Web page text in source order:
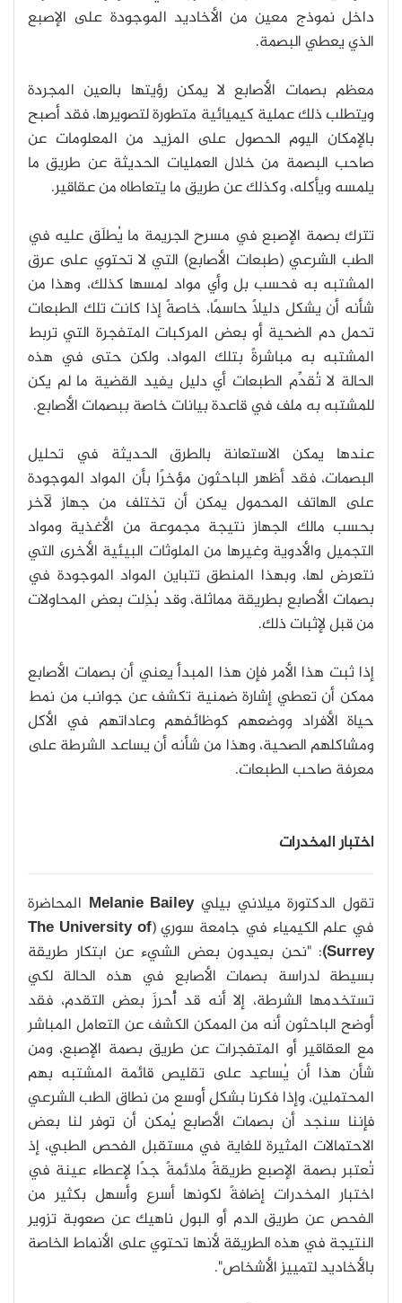
داخل نموذج معين من الأخاديد الموجودة على الإصبع
الذي يعطي البصمة.
معظم بصمات الأصابع لا يمكن رؤيتها بالعين المجردة
ويتطلب ذلك عملية كيميائية متطورة لتصويرها، فقد أصبح
بالإمكان اليوم الحصول على المزيد من المعلومات عن
صاحب البصمة من خلال العمليات الحديثة عن طريق ما
يلمسه ويأكله، وكذلك عن طريق ما يتعاطاه من عقاقير.
تترك بصمة الإصبع في مسرح الجريمة ما يُطلَق عليه في
الطب الشرعي (طبعات الأصابع) التي لا تحتوي على عرق
المشتبه به فحسب بل وأي مواد لمسها كذلك، وهذا من
شأنه أن يشكل دليلًا حاسمًا، خاصةً إذا كانت تلك الطبعات
تحمل دم الضحية أو بعض المركبات المتفجرة التي تربط
المشتبه به مباشرةً بتلك المواد، ولكن حتى في هذه
الحالة لا تُقدِّم الطبعات أي دليل يفيد القضية ما لم يكن
للمشتبه به ملف في قاعدة بيانات خاصة ببصمات الأصابع.
عندها يمكن الاستعانة بالطرق الحديثة في تحليل
البصمات، فقد أظهر الباحثون مؤخرًا بأن المواد الموجودة
على الهاتف المحمول يمكن أن تختلف من جهاز لآخر
بحسب مالك الجهاز نتيجة مجموعة من الأغذية ومواد
التجميل والأدوية وغيرها من الملوثات البيئية الأخرى التي
نتعرض لها، وبهذا المنطق تتباين المواد الموجودة في
بصمات الأصابع بطريقة مماثلة، وقد بُذِلت بعض المحاولات
من قبل لإثبات ذلك.
إذا ثبت هذا الأمر فإن هذا المبدأ يعني أن بصمات الأصابع
ممكن أن تعطي إشارة ضمنية تكشف عن جوانب من نمط
حياة الأفراد ووضعهم كوظائفهم وعاداتهم في الأكل
ومشاكلهم الصحية، وهذا من شأنه أن يساعد الشرطة على
معرفة صاحب الطبعات.
اختبار المخدرات
تقول الدكتورة ميلاني بيليMelanie Bailey المحاضرة
في علم الكيمياء في جامعة سوري (The University of
Surrey) : "نحن بعيدون بعض الشيء عن ابتكار طريقة
بسيطة لدراسة بصمات الأصابع في هذه الحالة لكي
تستخدمها الشرطة، إلا أنه قد أُحرِزَ بعض التقدم، فقد
أوضح الباحثون أنه من الممكن الكشف عن التعامل المباشر
مع العقاقير أو المتفجرات عن طريق بصمة الإصبع، ومن
شأن هذا أن يُساعِد على تقليص قائمة المشتبه بهم
المحتملين، وإذا فكرنا بشكل أوسع من نطاق الطب الشرعي
فإننا سنجد أن بصمات الأصابع يُمكن أن توفر لنا بعض
الاحتمالات المثيرة للغاية في مستقبل الفحص الطبي، إذ
تُعتبر بصمة الإصبع طريقةً ملائمةً جدًا لإعطاء عينة في
اختبار المخدرات إضافةً لكونها أسرع وأسهل بكثير من
الفحص عن طريق الدم أو البول ناهيك عن صعوبة تزوير
النتيجة في هذه الطريقة لأنها تحتوي على الأنماط الخاصة
بالأخاديد لتمييز الأشخاص".